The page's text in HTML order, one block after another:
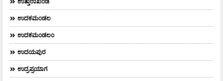
ಉದಕಮಂಡಲ
ಉದಕಮಂಡಲಂ
ಉದಯಪುರ
ಉದ್ರಪ್ರಯಾಗ